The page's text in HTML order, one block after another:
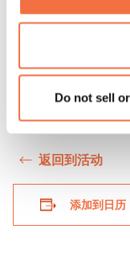
Do not sell
售票处领取，先到
(ASL)、粤语、西
始前三周发送电子
了解我们的无障碍
返回到活动
添加到日历